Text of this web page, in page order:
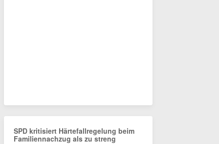
SPD kritisiert Härtefallregelung beim
Familiennachzug als zu streng